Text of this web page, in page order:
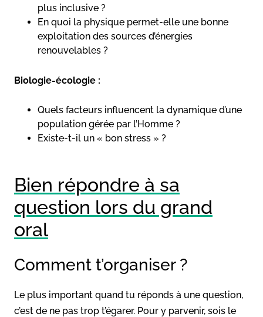
plus inclusive ?
En quoi la physique permet-elle une bonne
exploitation des sources d’énergies
renouvelables ?
Biologie-écologie :
Quels facteurs influencent la dynamique d’une
population gérée par l’Homme ?
Existe-t-il un « bon stress » ?
Bien répondre à sa
question lors du grand
oral
Comment t’organiser ?
Le plus important quand tu réponds à une question,
c’est de ne pas trop t’égarer. Pour y parvenir, sois le